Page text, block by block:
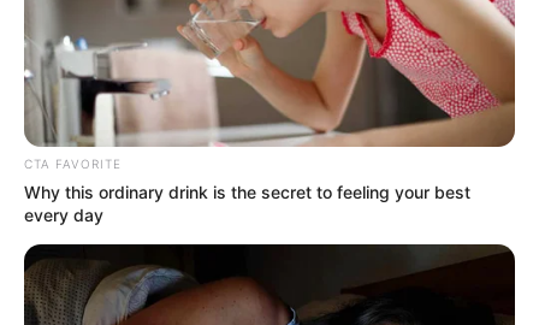
CTA FAVORITE
Why this ordinary drink is the secret to feeling your best
every day